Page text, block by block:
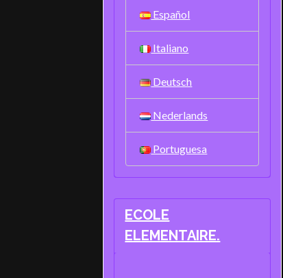
Español
Italiano
Deutsch
Nederlands
Portuguesa
ECOLE
ELEMENTAIRE.